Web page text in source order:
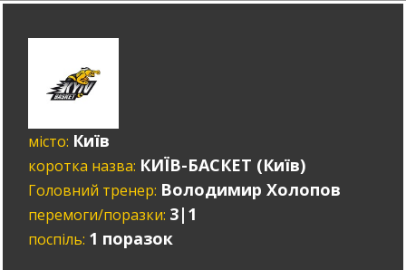
місто: Київ
коротка назва: КИЇВ-БАСКЕТ (Київ)
Головний тренер: Володимир Холопов
перемоги/поразки: 3|1
поспіль: 1 поразок